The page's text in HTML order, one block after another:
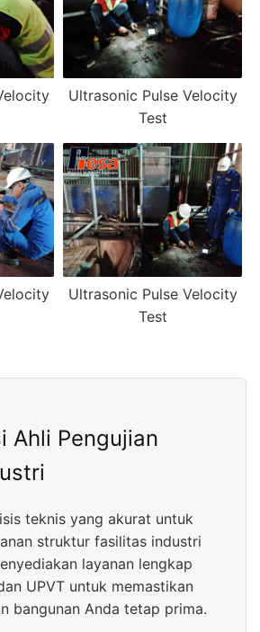
Ultrasonic Pulse Velocity
Test
Ultrasonic Pulse Velocity
Test
Ahli Pengujian
teknis yang akurat untuk
struktur fasilitas industri
layanan lengkap
UPVT untuk memastikan
bangunan Anda tetap prima.